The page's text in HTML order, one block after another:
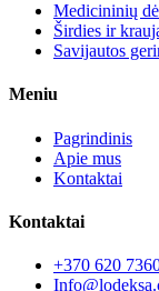
Medicininių
Širdies ir
Savijautos
Meniu
Pagrindinis
Apie mus
Kontaktai
Kontaktai
+370 620